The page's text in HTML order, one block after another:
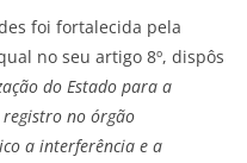
foi fortalecida pela
no seu artigo 8º, dispôs
do Estado para a
registro no órgão
a interferência e a